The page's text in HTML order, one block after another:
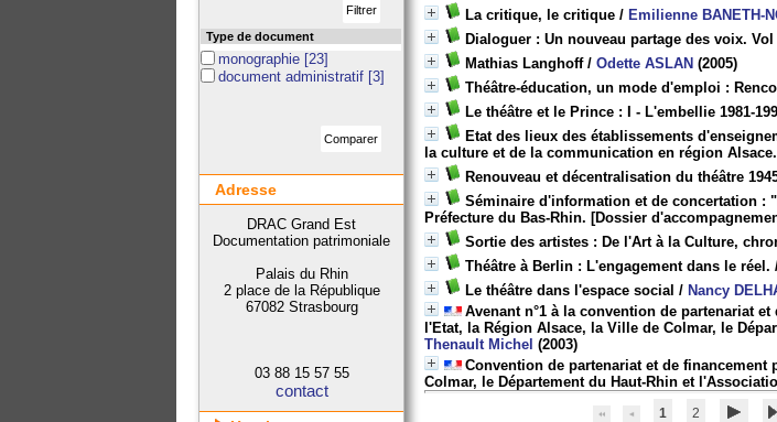
La critique, le critique / Emilienne BANETH-
Dialoguer : Un nouveau partage des voix.
Mathias Langhoff/Odette ASLAN (2005)
Théâtre-éducation, un mode d'emploi :
Le théâtre et le Prince : I - L'embellie 1981-
Etat des lieux des établissements
la culture et de la communication en région Alsace.
Renouveau et décentralisation du théâtre
Séminaire d'information et de concertation :
Préfecture du Bas-Rhin. [Dossier
Sortie des artistes : De l'Art à la Culture,
Théâtre à Berlin : L'engagement dans le réel.
Le théâtre dans l'espace social / Nancy
Avenant n°1 à la convention de partenariat
l'Etat, la Région Alsace, la Ville de Colmar, le
Thenault Michel (2003)
Convention de partenariat et de
Colmar, le Département du Haut-Rhin et
1 2
Type de document
monographie [23]
document administratif [3]
Adresse
DRAC Grand Est
Documentation patrimoniale
Palais du Rhin
2 place de la République
67082 Strasbourg
03 88 15 57 55
contact